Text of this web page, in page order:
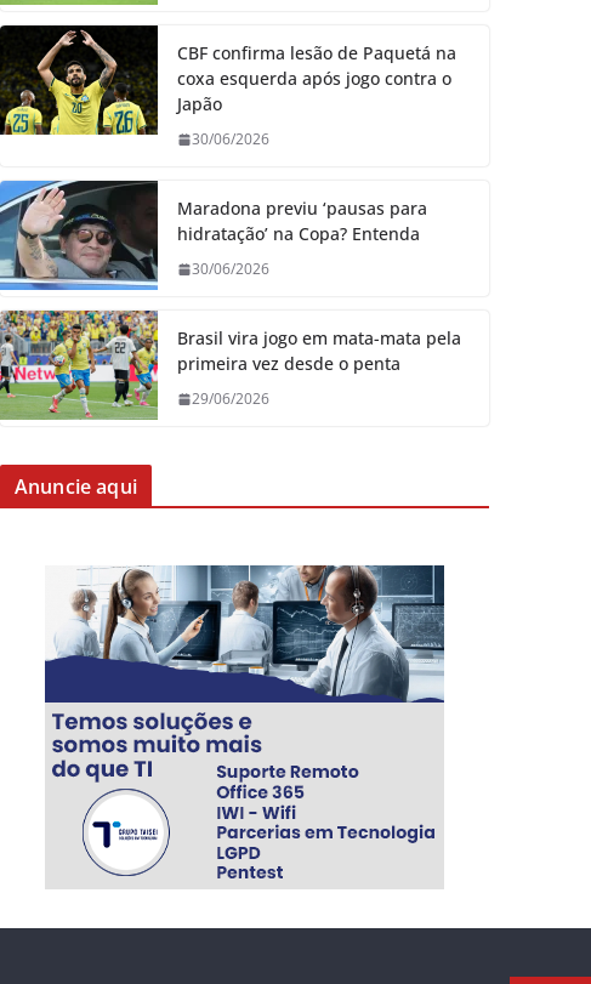
CBF confirma lesão de Paquetá na
coxa esquerda após jogo contra o
Japão
30/06/2026
Maradona previu ‘pausas para
hidratação’ na Copa? Entenda
30/06/2026
Brasil vira jogo em mata-mata pela
primeira vez desde o penta
29/06/2026
Anuncie aqui